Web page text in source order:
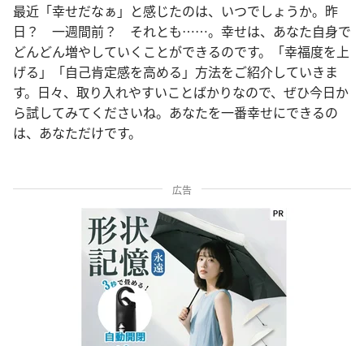
最近「幸せだなぁ」と感じたのは、いつでしょうか。昨
日？ 一週間前？ それとも……。幸せは、あなた自身で
どんどん増やしていくことができるのです。「幸福度を上
げる」「自己肯定感を高める」方法をご紹介していきま
す。日々、取り入れやすいことばかりなので、ぜひ今日か
ら試してみてくださいね。あなたを一番幸せにできるの
は、あなただけです。
広告